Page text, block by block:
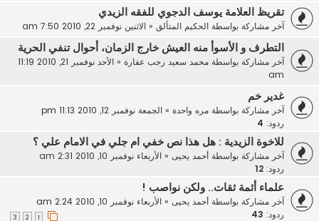
تقريظ العلامة يوسف الدجوي للفقه الزيدي
آخر مشاركة بواسطة الحكيم المتألق« الاثنين نوفمبر 22, 2010 7:50 am
التطرف و الأسوأ منه العيش خارج الزمان، أحوال تنفي الحرية
آخر مشاركة بواسطة محمد سعيد رجب عفارة«
الأحد نوفمبر 21, 2010 11:19
am
غدير خم
آخر مشاركة بواسطة مره واحدة« الجمعة نوفمبر 12, 2010 11:13 pm
ردود: 4
للاخوة الزيدية : هل هذا نص خفي ام جلي في الامام علي ؟
آخر مشاركة بواسطة أحمد يحيى « الأربعاء نوفمبر 10, 2010 2:31 am
ردود: 12
علماء أئمة ثقات.. ولكن نواصب !
آخر مشاركة بواسطة أحمد يحيى « الأربعاء نوفمبر 10, 2010 2:24 am
ردود: 43
3